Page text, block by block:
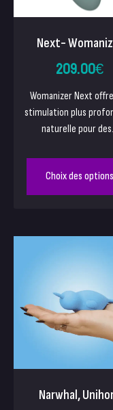
Next-
209.00€
Womanizer Next
stimulation plus
naturelle pour
Choix des options
Narwhal,